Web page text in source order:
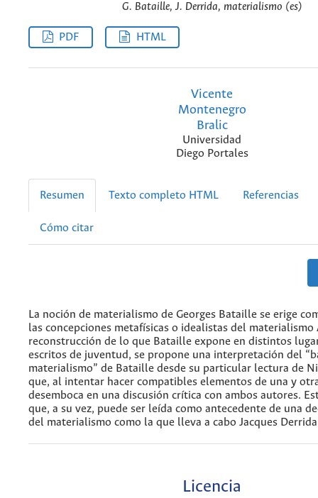
G. Bataille, J. Derrida, materialismo (es)
PDF HTML
Vicente
Montenegro
Bralic
Universidad
Diego Portales
Resumen Texto completo HTML Referencias
Cómo citar
La noción de materialismo de Georges Bataille se erige
las concepciones metafísicas o idealistas del
reconstrucción de lo que Bataille expone en distintos
escritos de juventud, se propone una interpretación del
materialismo” de Bataille desde su particular lectura de
que, al intentar hacer compatibles elementos de una y
desemboca en una discusión crítica con ambos autores.
que, a su vez, puede ser leída como antecedente de una
del materialismo como la que lleva a cabo Jacques
Licencia